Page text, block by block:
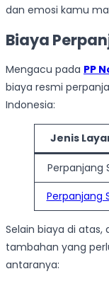
dan emosi kamu
Biaya
Mengacu pada PP
biaya resmi
Indonesia:
Jenis
Perpanjang
Perpanjang
Selain biaya di
tambahan yang
antaranya: